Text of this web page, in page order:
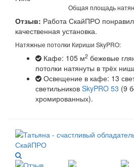
Общая площадь
Отзыв: Работа СкайПРО
качественная установка.
Натяжные потолки Кириши SkyPRO:
Кафе: 105 м2 бежевые
потолки натянуты в трёх
Освещение в кафе: 13
светильников SkyPRO 53 (9
хромированных).